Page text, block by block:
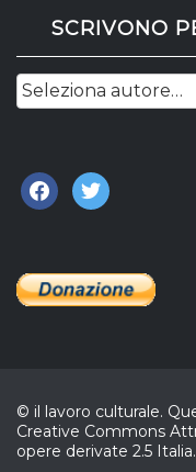
SCRIVONO
facebook
twitter
© il lavoro culturale.
Creative Commons
opere derivate 2.5 Italia.